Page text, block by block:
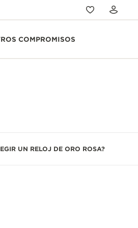
COMPROMISOS
UN RELOJ DE ORO ROSA?